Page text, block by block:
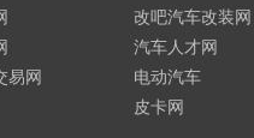
易网
改吧汽车改装网
汽车人才网
电动汽车
皮卡网